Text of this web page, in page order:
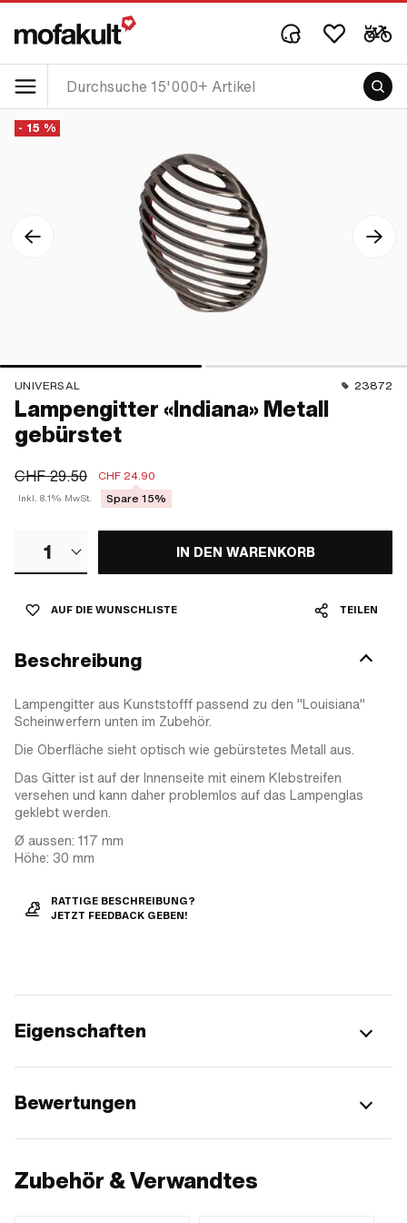
- 15 %
UNIVERSAL 23872
Lampengitter «Indiana» Metall
gebürstet
CHF 29.50 CHF 24.90
Inkl. 8.1% MwSt. Spare 15%
1 IN DEN WARENKORB
AUF DIE WUNSCHLISTE TEILEN
Beschreibung
Lampengitter aus Kunststofff passend zu den "Louisiana"
Scheinwerfern unten im Zubehör.
Die Oberfläche sieht optisch wie gebürstetes Metall aus.
Das Gitter ist auf der Innenseite mit einem Klebstreifen
versehen und kann daher problemlos auf das Lampenglas
geklebt werden.
Ø aussen: 117 mm
Höhe: 30 mm
RATTIGE BESCHREIBUNG?
JETZT FEEDBACK GEBEN!
Eigenschaften
Bewertungen
Zubehör & Verwandtes